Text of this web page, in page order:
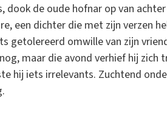
de oude hofnar op van
een dichter die met zijn verzen
getolereerd omwille van zijn
maar die avond verhief hij zich
hij iets irrelevants. Zuchtend